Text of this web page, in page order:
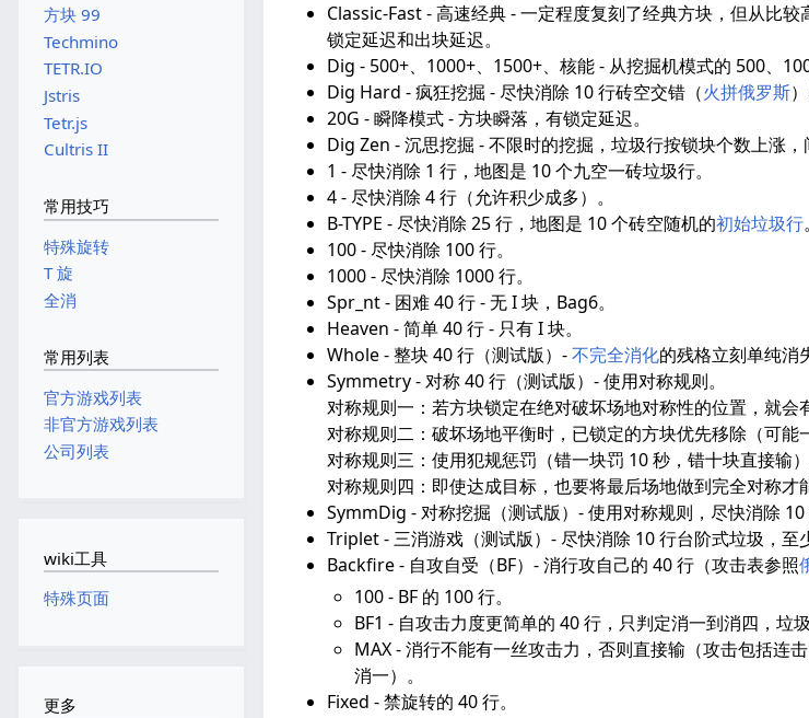
Classic-Fast - 高速经典 - 一定程度复刻了经典方块，但从比
锁定延迟和出块延迟。
Dig - 500+、1000+、1500+、核能 - 从挖掘机模式的 500、
Dig Hard - 疯狂挖掘 - 尽快消除 10 行砖空交错（火拼俄罗斯
20G - 瞬降模式 - 方块瞬落，有锁定延迟。
Dig Zen - 沉思挖掘 - 不限时的挖掘，垃圾行按锁块个数上涨，
1 - 尽快消除 1 行，地图是 10 个九空一砖垃圾行。
4 - 尽快消除 4 行（允许积少成多）。
B-TYPE - 尽快消除 25 行，地图是 10 个砖空随机的初始垃圾行。
100 - 尽快消除 100 行。
1000 - 尽快消除 1000 行。
Spr_nt - 困难 40 行 - 无 I 块，Bag6。
Heaven - 简单 40 行 - 只有 I 块。
Whole - 整块 40 行（测试版）-不完全消化的残格立刻单纯消
Symmetry - 对称 40 行（测试版）- 使用对称规则。
对称规则一：若方块锁定在绝对破坏场地对称性的位置，就会
对称规则二：破坏场地平衡时，已锁定的方块优先移除（可能
对称规则三：使用犯规惩罚（错一块罚 10 秒，错十块直接输）
对称规则四：即使达成目标，也要将最后场地做到完全对称才
SymmDig - 对称挖掘（测试版）- 使用对称规则，尽快消除 10
Triplet - 三消游戏（测试版）- 尽快消除 10 行台阶式垃圾，至
Backfire - 自攻自受（BF）- 消行攻自己的 40 行（攻击表参照
100 - BF 的 100 行。
BF1 - 自攻击力度更简单的 40 行，只判定消一到消四，垃
MAX - 消行不能有一丝攻击力，否则直接输（攻击包括连
消一）。
Fixed - 禁旋转的 40 行。
方块 99
Techmino
TETR.IO
Jstris
Tetr.js
Cultris II
常用技巧
特殊旋转
T 旋
全消
常用列表
官方游戏列表
非官方游戏列表
公司列表
wiki工具
特殊页面
更多